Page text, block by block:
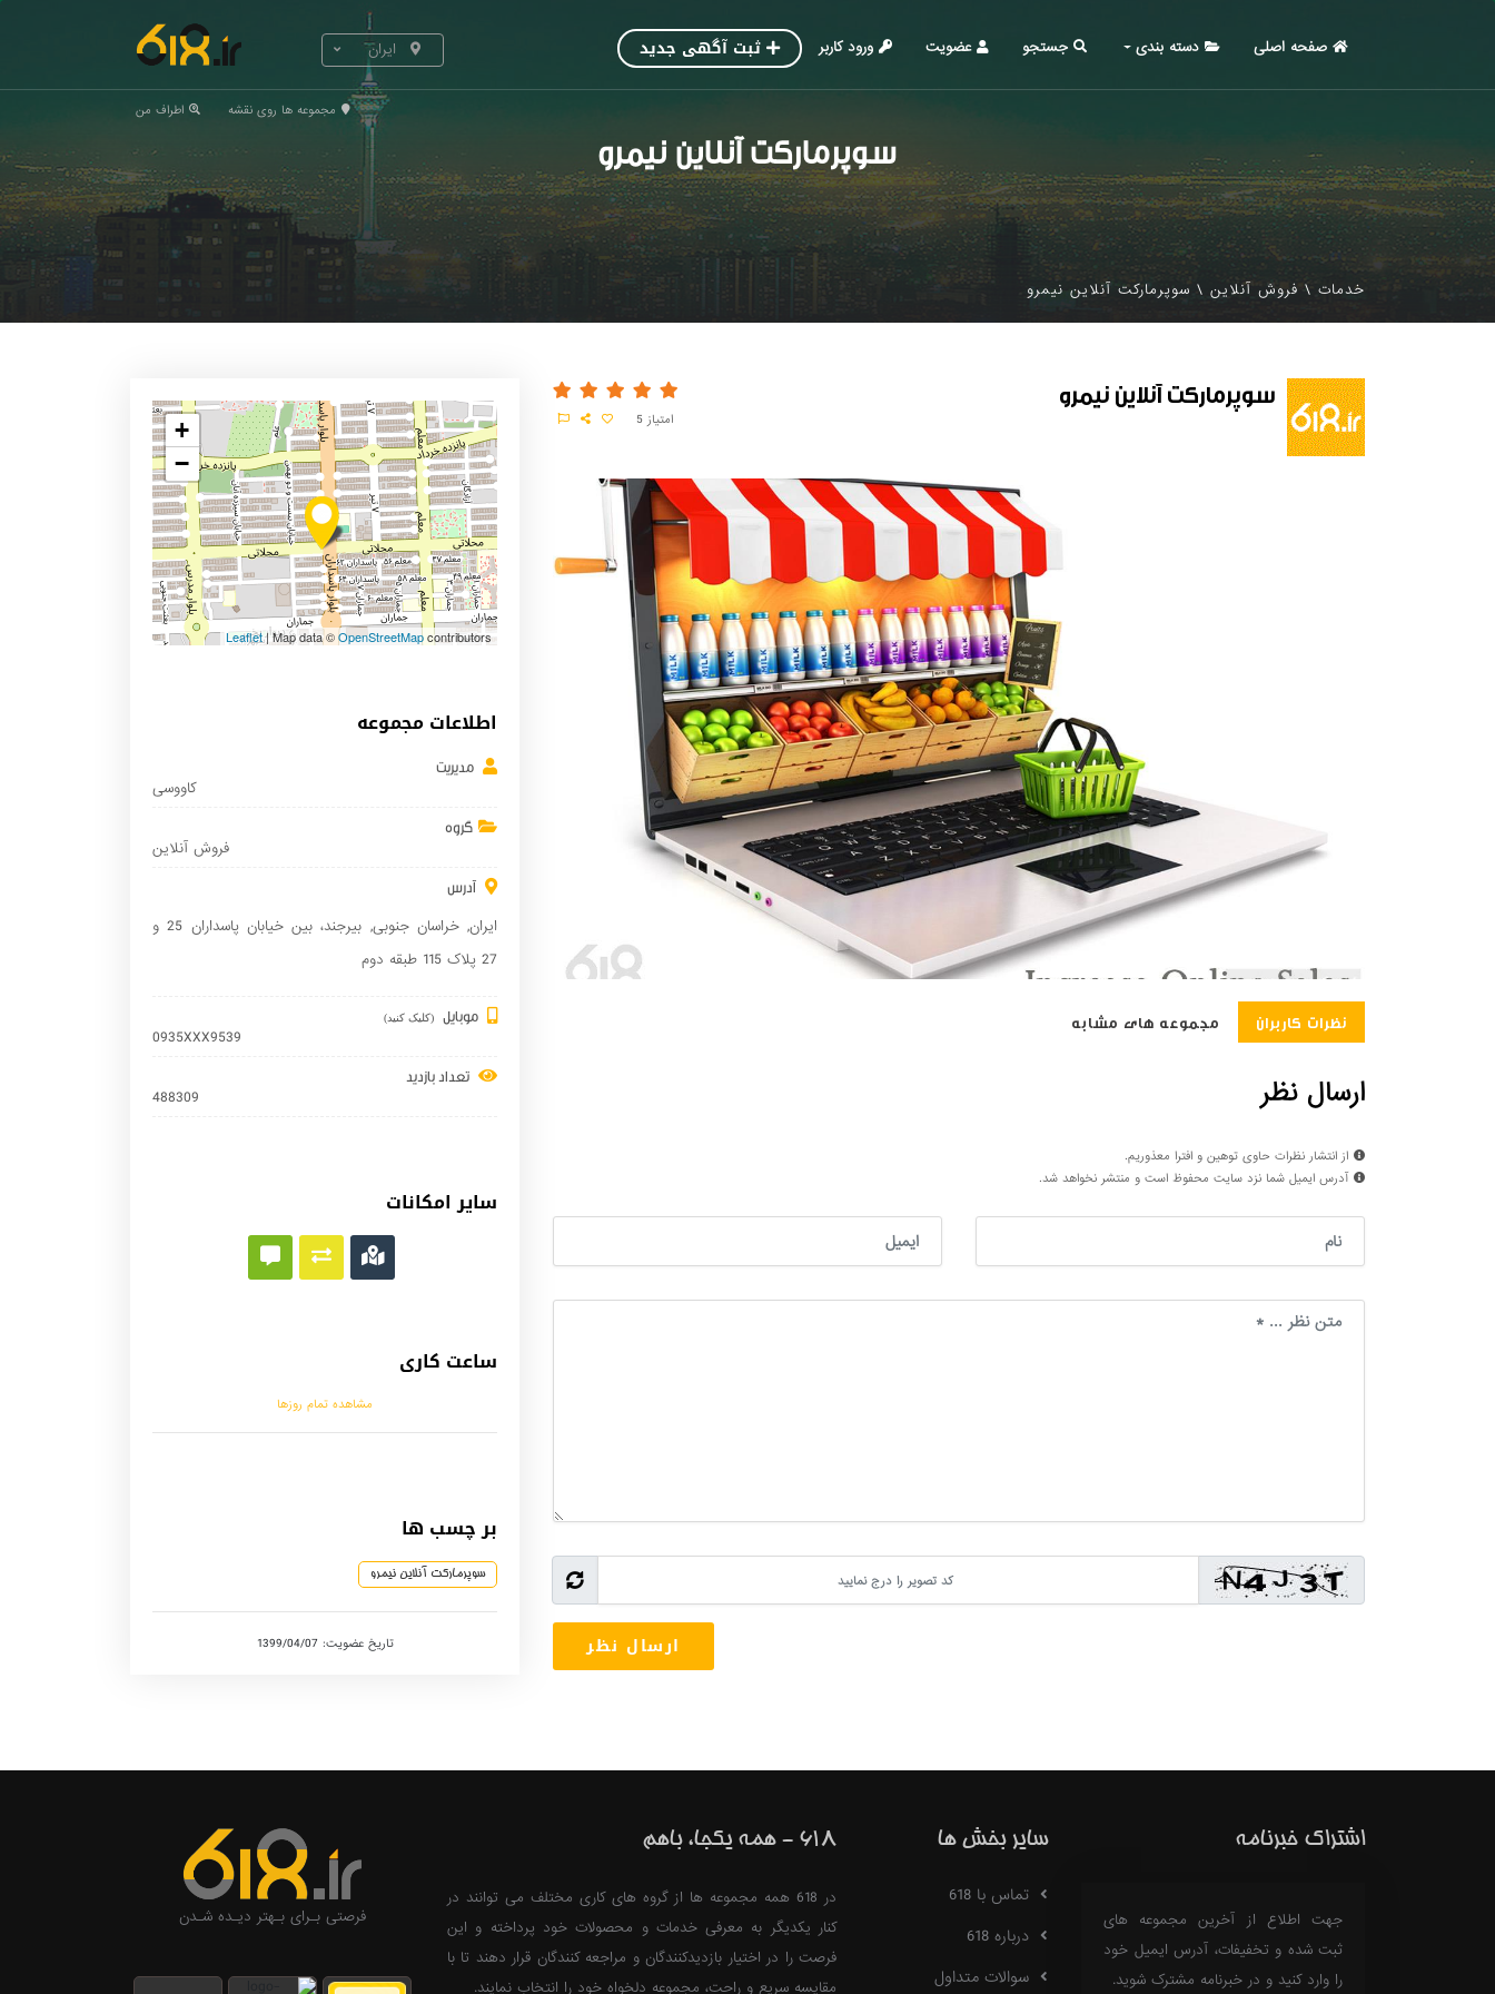
ایران صفحه اصلی دسته بندی جستجو عضویت ورود کاربر ثبت آگهی جدید
مجموعه ها روی نقشه اطراف من
سوپرمارکت آنلاین نیمرو
خدمات \ فروش آنلاین \ سوپرمارکت آنلاین نیمرو
سوپرمارکت آنلاین نیمرو
امتیاز 5
نظرات کاربران مجموعه های مشابه
ارسال نظر
از انتشار نظرات حاوی توهین و افترا معذوریم.
آدرس ایمیل شما نزد سایت محفوظ است و منتشر نخواهد شد.
+
−
Leaflet| Map data ©OpenStreetMapcontributors
اطلاعات مجموعه
مدیریت
کاووسی
گروه
فروش آنلاین
آدرس
ایران,خراسان جنوبی, بیرجند
، بین خیابان پاسداران 25 و
27 پلاک 115 طبقه دوم
موبایل (کلیک کنید)
0935XXX9539
تعداد بازدید
488309
سایر امکانات
ساعت کاری
مشاهده تمام روزها
بر چسب ها
سوپرمارکت آنلاین نیمرو
تاریخ عضویت: 1399/04/07
اشتراک خبرنامه
جهت اطلاع از آخرین مجموعه های
ثبت شده و تخفیفات، آدرس ایمیل خود
را وارد کنید و در خبرنامه مشترک شوید.
سایر بخش ها
تماس با 618
درباره 618
سوالات متداول
618 - همه یکجا، باهم
در 618 همه مجموعه ها از گروه های کاری مختلف می توانند در
کنار یکدیگر به معرفی خدمات و محصولات خود پرداخته و این
فرصت را در اختیار بازدیدکنندگان و مراجعه کنندگان قرار دهند تا با
مقایسه سریع و راحت، مجموعه دلخواه خود را انتخاب نمایند.
فرصتی بـرای بـهتر دیـده شـدن